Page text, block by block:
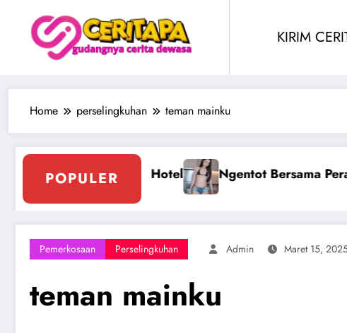
content
KIRIM
Home perselingkuhan teman mainku
POPULER
Montok Berjilbab Ngentot Perawam Sampai
Pemerkosaan Perselingkuhan Admin Maret 15,
teman mainku